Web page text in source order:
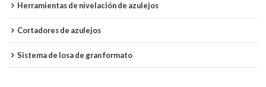
Herramientas de nivelación de azulejos
Cortadores de azulejos
Sistema de losa de gran formato